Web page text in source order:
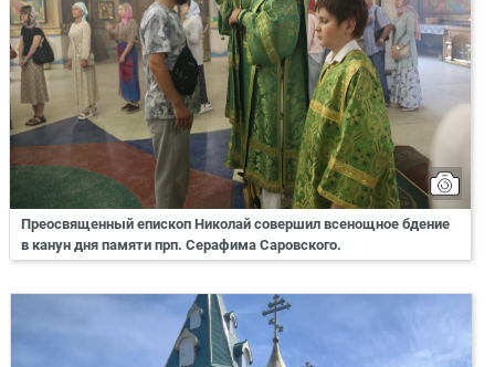
Преосвященный епископ Николай совершил всенощное бдение
в канун дня памяти прп. Серафима Саровского.